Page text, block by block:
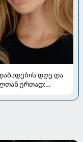
დღე და
ერთად: